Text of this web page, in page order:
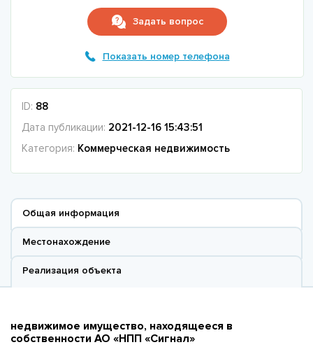
Задать вопрос
Показать номер телефона
ID: 88
Дата публикации: 2021-12-16 15:43:51
Категория: Коммерческая недвижимость
Общая информация
Местонахождение
Реализация объекта
недвижимое имущество, находящееся в
собственности АО «НПП «Сигнал»